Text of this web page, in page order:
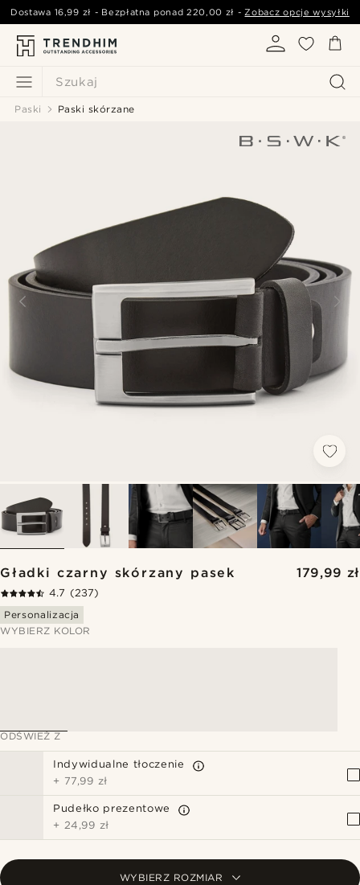
Szukaj
Dostawa 16,99 zł - Bezpłatna ponad220,00 zł -Zobacz opcje wysyłki
Paski Paski skórzane
Gładki czarny skórzany pasek 179,99 zł
4.7 (237)
Personalizacja
WYBIERZ KOLOR
ODŚWIEŻ Z
Indywidualne tłoczenie
+ 77,99 zł
Pudełko prezentowe
+ 24,99 zł
WYBIERZ ROZMIAR